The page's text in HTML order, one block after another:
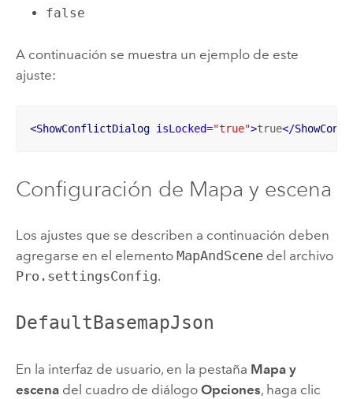
false
A continuación se muestra un ejemplo de este
ajuste:
<ShowConflictDialog isLocked="true">true</
Configuración de Mapa y escena
Los ajustes que se describen a continuación deben
agregarse en el elemento MapAndScenedel archivo
Pro.settingsConfig.
DefaultBasemapJson
En la interfaz de usuario, en la pestaña Mapa y
escenadel cuadro de diálogo Opciones, haga clic